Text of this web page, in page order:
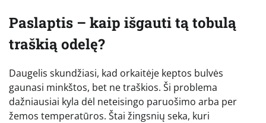
Paslaptis – kaip išgauti tą tobulą
traškią odelę?
Daugelis skundžiasi, kad orkaitėje keptos bulvės
gaunasi minkštos, bet ne traškios. Ši problema
dažniausiai kyla dėl neteisingo paruošimo arba per
žemos temperatūros. Štai žingsnių seka, kuri